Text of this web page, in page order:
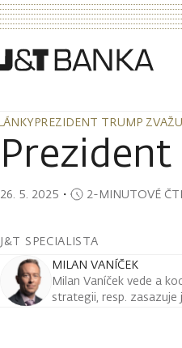
PREZIDENT TRUMP
PREZIDENT TRUMP
26. 5. 2025 ・ 2-MINUTOVÉ
J&T SPECIALISTA
MILAN VANÍČEK
Milan Vaníček vede a
strategii, resp. zasazuje